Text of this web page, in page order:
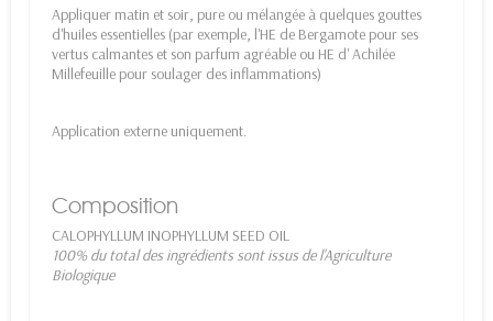
Appliquer matin et soir, pure ou mélangée à quelques gouttes
d'huiles essentielles (par exemple, l'HE de Bergamote pour ses
vertus calmantes et son parfum agréable ou HE d' Achilée
Millefeuille pour soulager des inflammations)
Application externe uniquement.
Composition
CALOPHYLLUM INOPHYLLUM SEED OIL
100% du total des ingrédients sont issus de l'Agriculture
Biologique